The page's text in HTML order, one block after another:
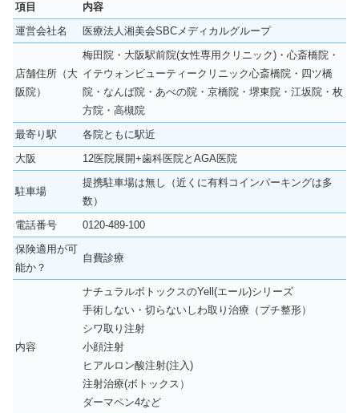
項目
内容
運営会社名
医療法人湘美会SBCメディカルグループ
店舗住所（大
阪院）
梅田院・大阪駅前院(女性専用クリニック)・心斎橋院・
イテウォンビューティークリニック心斎橋院・四ツ橋
院・なんば院・あべの院・京橋院・堺東院・江坂院・枚
方院・高槻院
最寄り駅
各院ともに駅近
大阪
12医院展開+歯科医院とAGA医院
駐車場
提携駐車場は無し（近くに有料コインパーキングは多
数）
電話番号
0120-489-100
保険適用が可
能か？
自費診療
内容
ナチュラルボトックスのYell(エール)シリーズ
手術しない・切らないしわ取り治療（プチ整形）
シワ取り注射
小顔注射
ヒアルロン酸注射(注入)
注射治療(ボトックス）
ダーマペン4など